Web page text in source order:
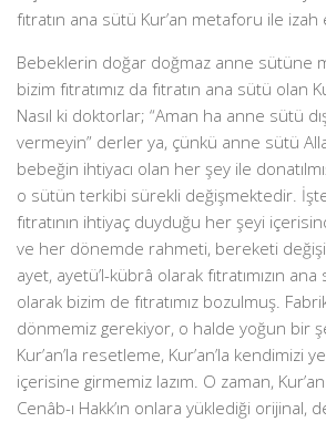
fıtratın ana sütü Kur’an metaforu ile izah
Bebeklerin doğar doğmaz anne sütüne
bizim fıtratımız da fıtratın ana sütü olan
Nasıl ki doktorlar; “Aman ha anne sütü
vermeyin” derler ya, çünkü anne sütü
bebeğin ihtiyacı olan her şey ile
o sütün terkibi sürekli değişmektedir.
fıtratının ihtiyaç duyduğu her şeyi
ve her dönemde rahmeti, bereketi
ayet, ayetü’l-kübrâ olarak fıtratımızın
olarak bizim de fıtratımız bozulmuş.
dönmemiz gerekiyor, o halde yoğun bir
Kur’an’la resetleme, Kur’an’la kendimizi
içerisine girmemiz lazım. O zaman, Kur’an
Cenâb-ı Hakk’ın onlara yüklediği orijinal,